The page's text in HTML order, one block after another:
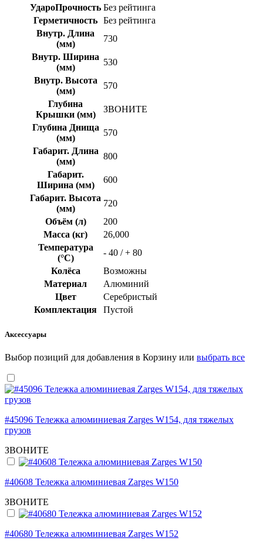
УдароПрочность Без рейтинга
Герметичность Без рейтинга
Внутр. Длина
(мм)
730
Внутр. Ширина
(мм)
530
Внутр. Высота
(мм)
570
Глубина
Крышки (мм)
ЗВОНИТЕ
Глубина Днища
(мм)
570
Габарит. Длина
(мм)
800
Габарит.
Ширина (мм)
600
Габарит. Высота
(мм)
720
Объём (л)
200
Масса (кг)
26,000
Температура
(°C)
- 40 / + 80
Колёса
Возможны
Материал
Алюминий
Цвет
Серебристый
Комплектация
Пустой
Аксессуары
Выбор позиций для добавления в Корзину или выбрать все
#45096 Тележка алюминиевая Zarges W154, для тяжелых
грузов
ЗВОНИТЕ
#40608 Тележка алюминиевая Zarges W150
ЗВОНИТЕ
#40680 Тележка алюминиевая Zarges W152